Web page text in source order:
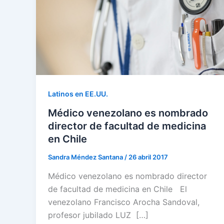
Latinos en EE.UU.
Médico venezolano es nombrado
director de facultad de medicina
en Chile
Sandra Méndez Santana / 26 abril 2017
Médico venezolano es nombrado director
de facultad de medicina en Chile El
venezolano Francisco Arocha Sandoval,
profesor jubilado LUZ […]